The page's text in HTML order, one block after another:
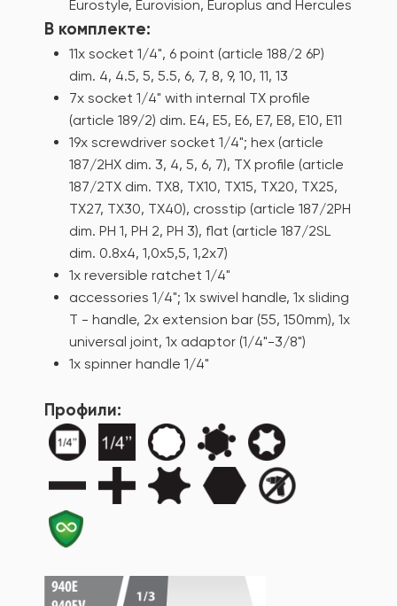
Eurostyle, Eurovision, Europlus and Hercules
В комплекте:
11x socket 1/4", 6 point (article 188/2 6P)
dim. 4, 4.5, 5, 5.5, 6, 7, 8, 9, 10, 11, 13
7x socket 1/4" with internal TX profile
(article 189/2) dim. E4, E5, E6, E7, E8, E10, E11
19x screwdriver socket 1/4"; hex (article
187/2HX dim. 3, 4, 5, 6, 7), TX profile (article
187/2TX dim. TX8, TX10, TX15, TX20, TX25,
TX27, TX30, TX40), crosstip (article 187/2PH
dim. PH 1, PH 2, PH 3), flat (article 187/2SL
dim. 0.8x4, 1,0x5,5, 1,2x7)
1x reversible ratchet 1/4"
accessories 1/4"; 1x swivel handle, 1x sliding
T - handle, 2x extension bar (55, 150mm), 1x
universal joint, 1x adaptor (1/4"-3/8")
1x spinner handle 1/4"
Профили: